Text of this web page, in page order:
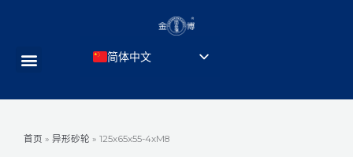
菜
简体中文
Português do Brasil
首页 » 异形砂轮 » 125x65x55-4xM8